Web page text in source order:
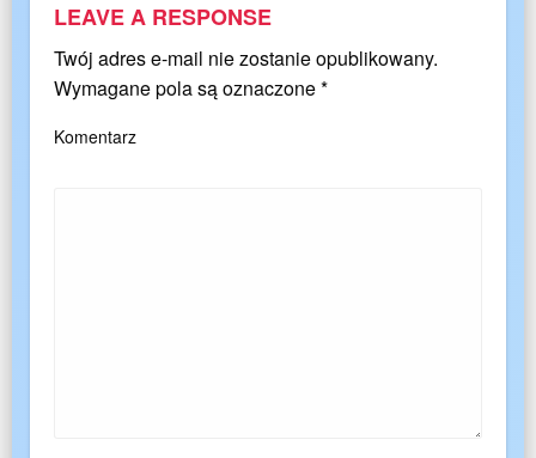
LEAVE A RESPONSE
Twój adres e-mail nie zostanie opublikowany.
Wymagane pola są oznaczone*
Komentarz